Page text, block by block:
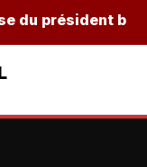
président